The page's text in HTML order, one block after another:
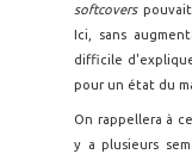
softcoverspouvait
Ici, sans
difficile
pour un état du
On rappellera à
y a plusieurs